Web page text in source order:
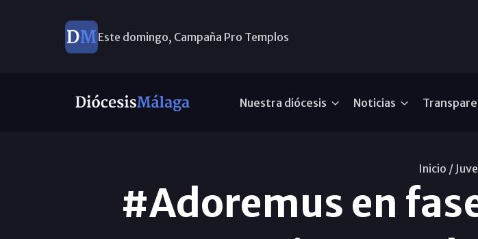
Este domingo, Campaña Pro Templos
Nuestra diócesis Noticias
Inicio /
#Adoremus en